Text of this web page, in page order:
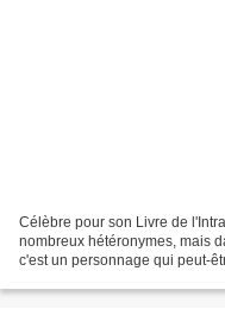
Célèbre pour son Livre de
nombreux hétéronymes, mais
c'est un personnage qui peut-